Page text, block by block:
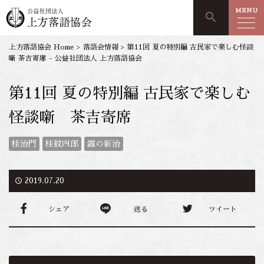
search MENU
上方落語協会 Home > 落語会情報 > 第11回 夏の特別編 古民家で楽しむ怪談
噺 茶吉寄席 - 公益社団法人 上方落語協会
第11回 夏の特別編 古民家で楽しむ
怪談噺 茶吉寄席
桂治門 桂紋四郎 露の新治
access_time 2019.07.20
シェア 送る ツイート